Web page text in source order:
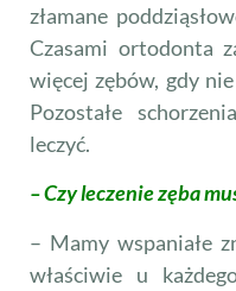
złamane
Czasami ortodonta
więcej zębów, gdy
Pozostałe
leczyć.
– Czy leczenie zęba
– Mamy wspaniałe
właś­ciwie u